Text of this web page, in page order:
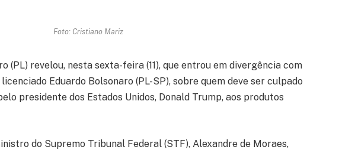
Foto: Cristiano Mariz
(PL) revelou, nesta sexta-feira (11), que entrou em divergência com
Eduardo Bolsonaro (PL-SP), sobre quem deve ser culpado
presidente dos Estados Unidos, Donald Trump, aos produtos
do Supremo Tribunal Federal (STF), Alexandre de Moraes,